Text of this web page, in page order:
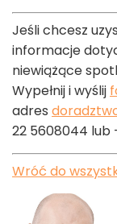
Jeśli chcesz
informacje
niewiążące
Wypełnij i wyślij
adres
22 5608044 lub
Wróć do